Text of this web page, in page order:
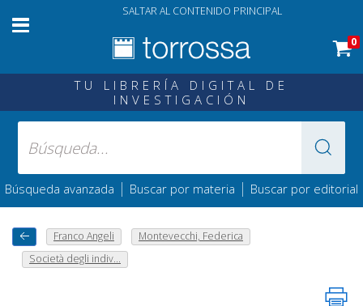
SALTAR AL CONTENIDO PRINCIPAL
0
TU LIBRERÍA DIGITAL DE
INVESTIGACIÓN
Búsqueda avanzada | Buscar por materia | Buscar por editorial
Franco Angeli
Montevecchi, Federica
Società degli indiv...